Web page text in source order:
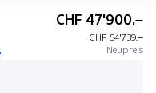
CHF 47'900.–
CHF 54'739.–
Neupreis